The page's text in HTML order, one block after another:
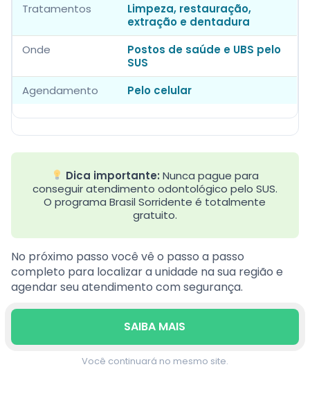
Tratamentos
Limpeza, restauração,
extração e dentadura
Onde
Postos de saúde e UBS pelo
SUS
Agendamento
Pelo celular
Dica importante: Nunca pague para
conseguir atendimento odontológico pelo SUS.
O programa Brasil Sorridente é totalmente
gratuito.
No próximo passo você vê o passo a passo
completo para localizar a unidade na sua região e
agendar seu atendimento com segurança.
SAIBA MAIS
Você continuará no mesmo site.